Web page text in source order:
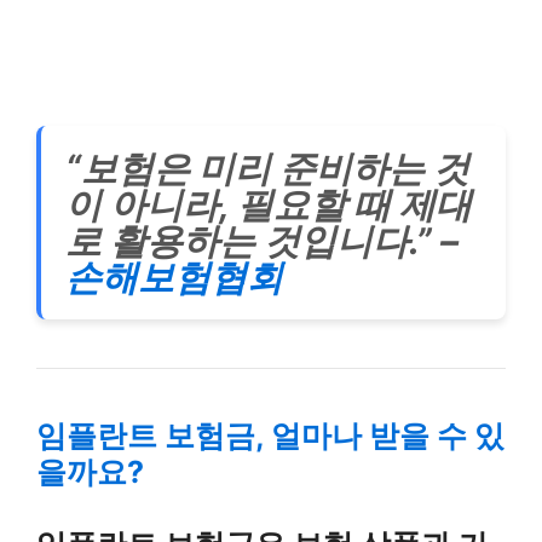
“보험은 미리 준비하는 것
이 아니라, 필요할 때 제대
로 활용하는 것입니다.” –
손해보험협회
임플란트 보험금, 얼마나 받을 수 있
을까요?